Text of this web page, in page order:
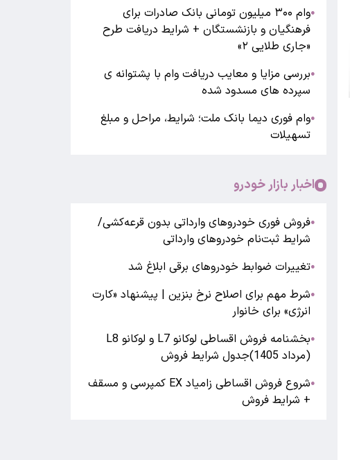
●
وام ۳۰۰ میلیون تومانی بانک صادرات برای
فرهنگیان و بازنشستگان + شرایط دریافت طرح
«جاری طلایی ۲»
●بررسی مزایا و معایب دریافت وام با پشتوانه ی
سپرده های مسدود شده
●وام فوری دیما بانک ملت؛ شرایط، مراحل و مبلغ
تسهیلات
اخبار بازار خودرو
●فروش فوری خودروهای وارداتی بدون قرعه‌کشی/
شرایط ثبت‌نام خودروهای وارداتی
●تغییرات ضوابط خودروهای برقی ابلاغ شد
●شرط مهم برای اصلاح نرخ بنزین | پیشنهاد «کارت
انرژی» برای خانوار
●
بخشنامه فروش اقساطی لوکانو L7 و لوکانو L8
(مرداد 1405)جدول شرایط فروش
●
شروع فروش اقساطی زامیاد EX کمپرسی و مسقف
+ شرایط فروش